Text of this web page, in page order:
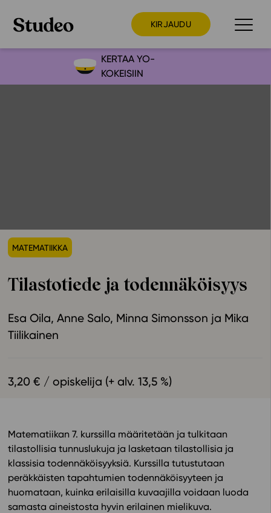
KIRJAUDU
Preppaaja
Yläkoulu
Lukio
Ominaisuudet
Webinaari­tallenteet
Yhteisö
Ohjevideot
Tietoa meistä
Eettiset periaatteet tekoälyn käyttöön
Tilaa uutiskirje
Ota yhteyttä
KERTAA YO-
KOKEISIIN
MATEMATIIKKA
Tilastotiede ja todennäköisyys
Esa Oila Anne Salo Minna Simonsson
Mika
Tiilikainen
3,20 € / opiskelija (+ alv. 13,5 %)
Matematiikan 7. kurssilla määritetään ja tulkitaan
tilastollisia tunnuslukuja ja lasketaan tilastollisia ja
klassisia todennäköisyyksiä. Kurssilla tutustutaan
peräkkäisten tapahtumien todennäköisyyteen ja
huomataan, kuinka erilaisilla kuvaajilla voidaan luoda
samasta aineistosta hyvin erilainen mielikuva.